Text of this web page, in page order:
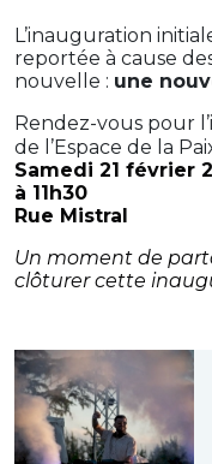
L’inauguration
reportée à cause
nouvelle : une
Rendez-vous pour
de l’Espace de la
Samedi 21 février
à 11h30
Rue Mistral
Un moment de
clôturer cette